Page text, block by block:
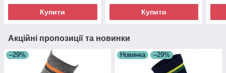
Купити Купити
Акційні пропозиції та новинки
–29% Новинка –29%